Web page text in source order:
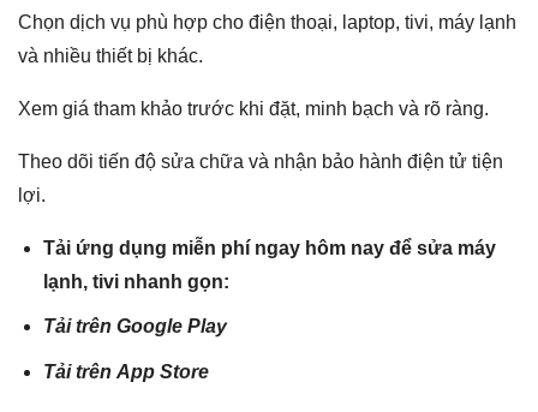
Chọn dịch vụ phù hợp cho điện thoại, laptop, tivi, máy lạnh
và nhiều thiết bị khác.
Xem giá tham khảo trước khi đặt, minh bạch và rõ ràng.
Theo dõi tiến độ sửa chữa và nhận bảo hành điện tử tiện
lợi.
Tải ứng dụng miễn phí ngay hôm nay để sửa máy
lạnh, tivi nhanh gọn:
Tải trên Google Play
Tải trên App Store